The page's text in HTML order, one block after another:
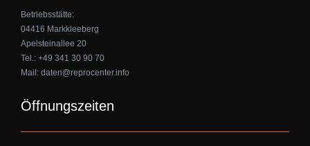
Betriebsstätte:
04416 Markkleeberg
Apelsteinallee 20
Tel.: +49 341 30 90 70
Mail: daten@reprocenter.info
Öffnungszeiten